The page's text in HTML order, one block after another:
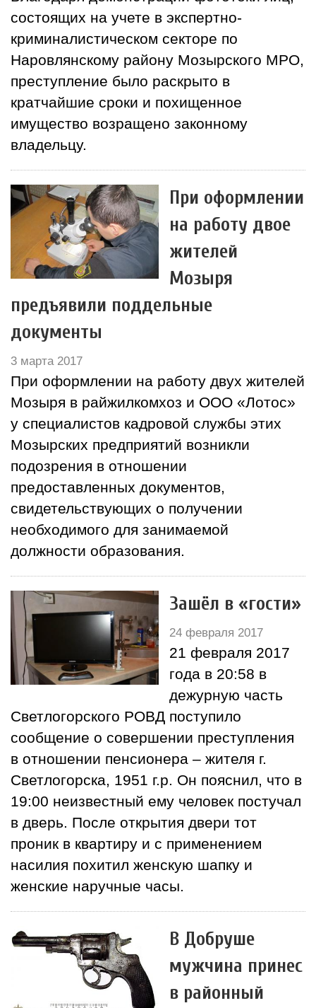
состоящих на учете в экспертно-
криминалистическом секторе по
Наровлянскому району Мозырского МРО,
преступление было раскрыто в
кратчайшие сроки и похищенное
имущество возращено законному
владельцу.
При оформлении
на работу двое
жителей
Мозыря
предъявили поддельные
документы
3 марта 2017
При оформлении на работу двух жителей
Мозыря в райжилкомхоз и ООО «Лотос»
у специалистов кадровой службы этих
Мозырских предприятий возникли
подозрения в отношении
предоставленных документов,
свидетельствующих о получении
необходимого для занимаемой
должности образования.
Зашёл в «гости»
24 февраля 2017
21 февраля 2017
года в 20:58 в
дежурную часть
Светлогорского РОВД поступило
сообщение о совершении преступления
в отношении пенсионера – жителя г.
Светлогорска, 1951 г.р. Он пояснил, что в
19:00 неизвестный ему человек постучал
в дверь. После открытия двери тот
проник в квартиру и с применением
насилия похитил женскую шапку и
женские наручные часы.
В Добруше
мужчина принес
в районный